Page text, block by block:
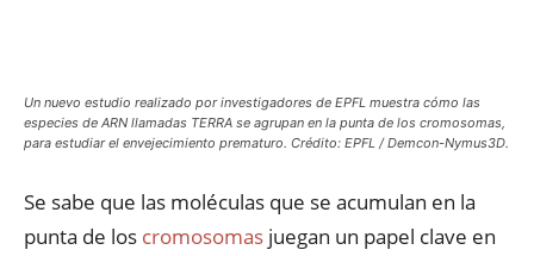
Un nuevo estudio realizado por investigadores de EPFL muestra cómo las
especies de ARN llamadas TERRA se agrupan en la punta de los cromosomas,
para estudiar el envejecimiento prematuro. Crédito: EPFL / Demcon-Nymus3D.
Se sabe que las moléculas que se acumulan en la
punta de los cromosomas juegan un papel clave en